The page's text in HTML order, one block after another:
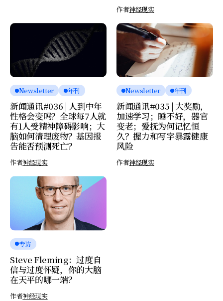
作者神经现实
Newsletter 年刊
新闻通讯#036 | 人到中年
性格会变吗？全球每7人就
有1人受精神障碍影响；大
脑如何清理废物？基因报
告能否预测死亡？
作者神经现实
Newsletter 年刊
新闻通讯#035 | 大奖励，
加速学习；睡不好，器官
变老；爱抚为何记忆恒
久？握力和写字暴露健康
风险
作者神经现实
专访
Steve Fleming：过度自
信与过度怀疑，你的大脑
在天平的哪一端？
作者神经现实